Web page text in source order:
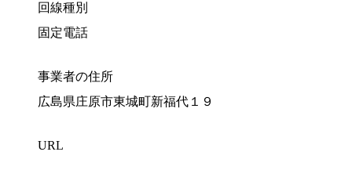
回線種別
固定電話
事業者の住所
広島県庄原市東城町新福代１９
URL